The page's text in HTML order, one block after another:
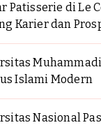
Patisserie di Le
Karier dan
Islami Modern
Nasional